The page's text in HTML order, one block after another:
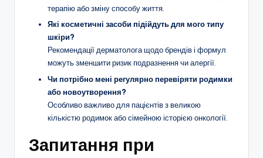
терапію або зміну способу життя.
Які косметичні засоби підійдуть для мого типу
шкіри?
Рекомендації дерматолога щодо брендів і формул
можуть зменшити ризик подразнення чи алергії.
Чи потрібно мені регулярно перевіряти родимки
або новоутворення?
Особливо важливо для пацієнтів з великою
кількістю родимок або сімейною історією онкології.
Запитання при